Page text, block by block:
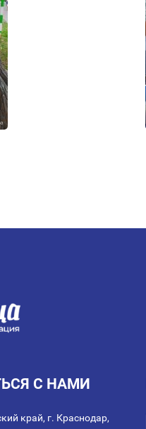
С НАМИ
край, г. Краснодар,